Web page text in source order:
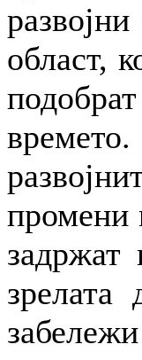
област,
промени
задржат
зрелата